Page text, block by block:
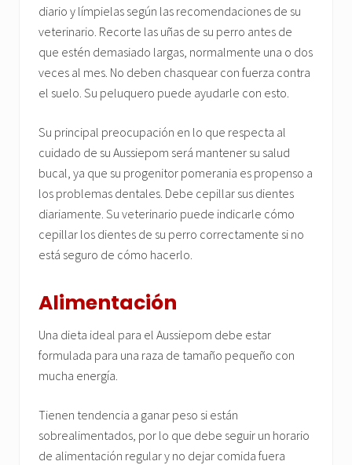
diario y límpielas según las recomendaciones de su
veterinario. Recorte las uñas de su perro antes de
que estén demasiado largas, normalmente una o dos
veces al mes. No deben chasquear con fuerza contra
el suelo. Su peluquero puede ayudarle con esto.
Su principal preocupación en lo que respecta al
cuidado de su Aussiepom será mantener su salud
bucal, ya que su progenitor pomerania es propenso a
los problemas dentales. Debe cepillar sus dientes
diariamente. Su veterinario puede indicarle cómo
cepillar los dientes de su perro correctamente si no
está seguro de cómo hacerlo.
Alimentación
Una dieta ideal para el Aussiepom debe estar
formulada para una raza de tamaño pequeño con
mucha energía.
Tienen tendencia a ganar peso si están
sobrealimentados, por lo que debe seguir un horario
de alimentación regular y no dejar comida fuera